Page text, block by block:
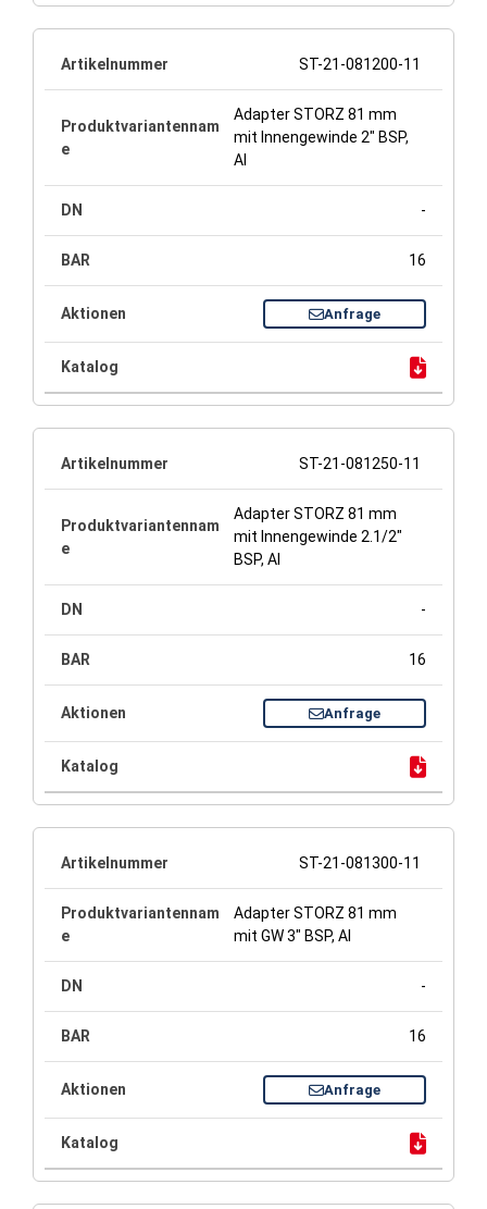
ST-21-081200-11
Adapter STORZ 81 mm
mit Innengewinde 2" BSP,
Al
-
16
Anfrage
ST-21-081250-11
Adapter STORZ 81 mm
mit Innengewinde 2.1/2"
BSP, Al
-
16
Anfrage
ST-21-081300-11
Adapter STORZ 81 mm
mit GW 3" BSP, Al
-
16
Anfrage